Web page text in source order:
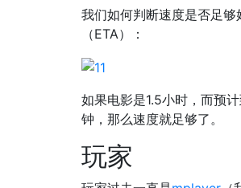
我们如何判断速度是否足够
（ETA）：
如果电影是1.5小时，而预
钟，那么速度就足够了。
玩家